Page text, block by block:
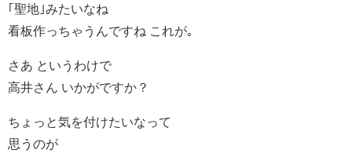
｢聖地｣みたいなね
看板作っちゃうんですね これが｡
さあ というわけで
高井さん いかがですか？
ちょっと気を付けたいなって
思うのが